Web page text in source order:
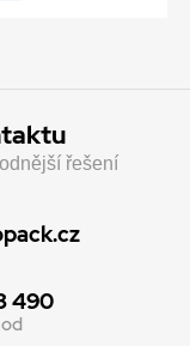
řešení
490